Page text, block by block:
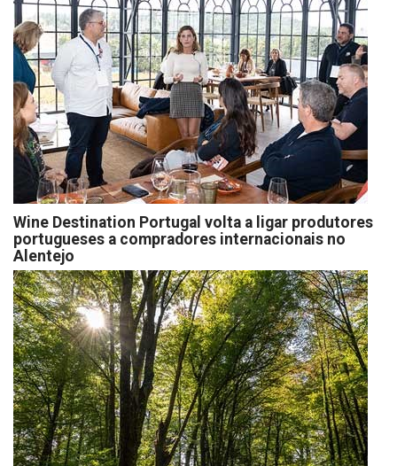
Wine Destination Portugal volta a ligar produtores
portugueses a compradores internacionais no
Alentejo